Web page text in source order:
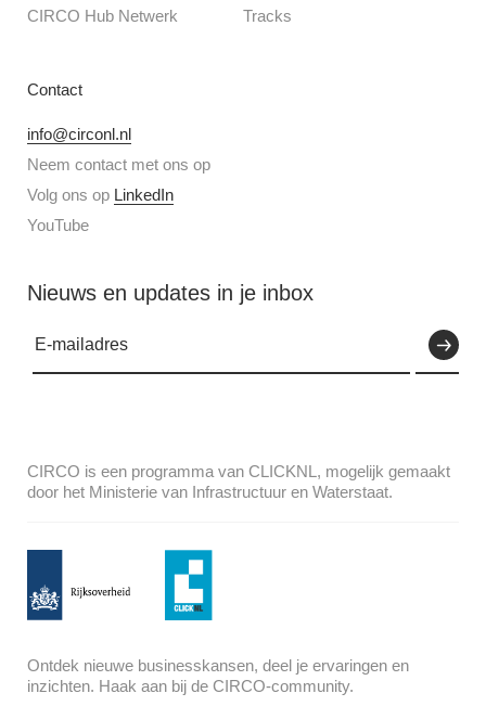
CIRCO Hub Netwerk
Tracks
Contact
info@circonl.nl
Neem contact met ons op
Volg ons op LinkedIn
YouTube
Nieuws en updates in je inbox
CIRCO is een programma van CLICKNL, mogelijk gemaakt
door het Ministerie van Infrastructuur en Waterstaat.
Ontdek nieuwe businesskansen, deel je ervaringen en
inzichten. Haak aan bij de CIRCO-community.